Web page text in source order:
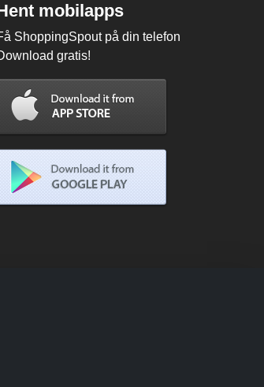
mobilapps
ShoppingSpout på din telefon
gratis!